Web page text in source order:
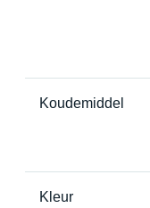
Koudemiddel
Kleur